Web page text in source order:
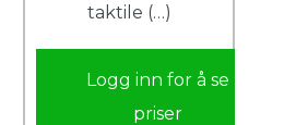
taktile (…)
Logg inn for å se
priser